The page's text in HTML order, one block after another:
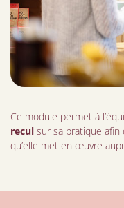
Ce module permet à
recul sur sa pratique afin
qu’elle met en œuvre